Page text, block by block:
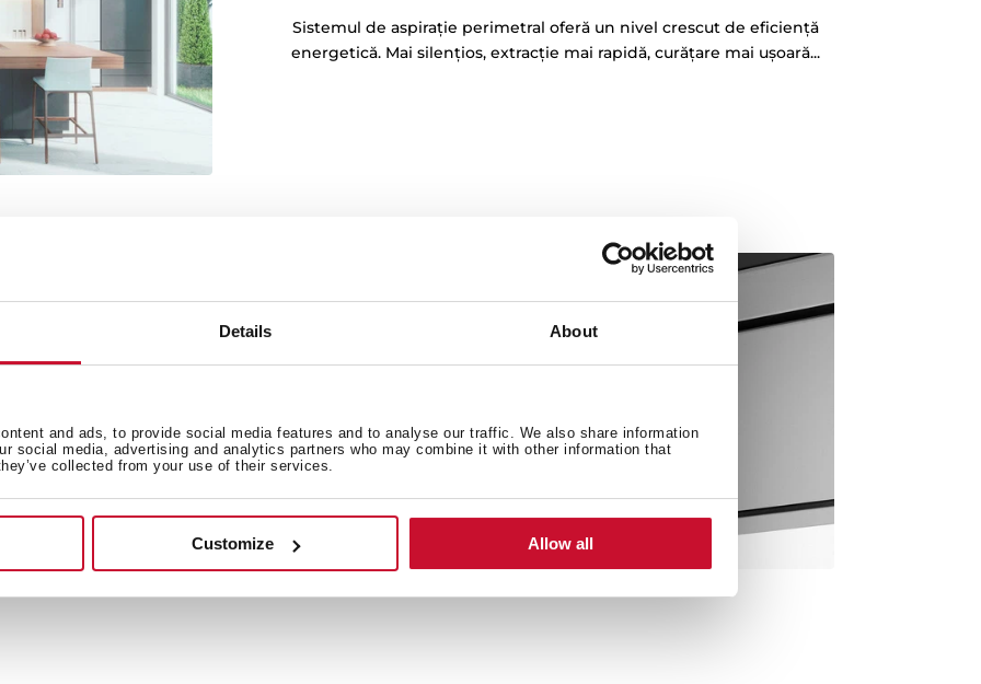
Details About
and ads, to provide social media features and to analyse our traffic. We also share information
social media, advertising and analytics partners who may combine it with other information that
collected from your use of their services.
Customize Allow all
Sistemul de aspiraţie perimetral oferă un nivel crescut de eficiență
energetică. Mai silențios, extracție mai rapidă, curățare mai ușoară...
și mai ecologic
utilizat pentru
Consum redus de
de zece ori mai